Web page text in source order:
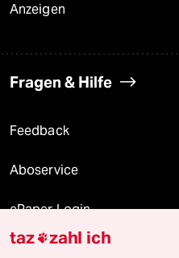
Anzeigen
Fragen & Hilfe
Feedback
Aboservice
ePaper Login
Downloads für Abonnierende
taz zahl ich